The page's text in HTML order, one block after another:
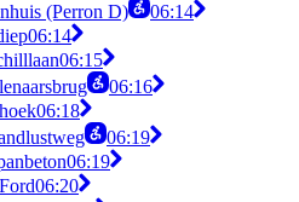
(Perron D)
06:14
06:14
06:15
06:16
06:18
06:19
06:19
06:20